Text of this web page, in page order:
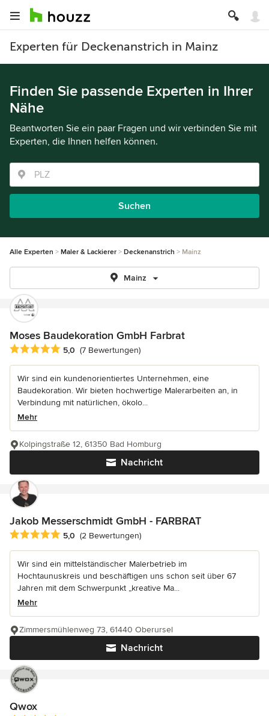
Experten für Deckenanstrich in Mainz
Finden Sie passende Experten in Ihrer
Nähe
Beantworten Sie ein paar Fragen und wir verbinden Sie mit
Experten, die Ihnen helfen können.
Suchen
Alle Experten Maler & Lackierer Deckenanstrich Mainz
Mainz
Moses Baudekoration GmbH Farbrat
Durchschnittliche Bewertung: 5 von 5 Sternen
5,0 (7 Bewertungen)
Wir sind ein kundenorientiertes Unternehmen, eine
Baudekoration. Wir bieten hochwertige Malerarbeiten an, in
Verbindung mit natürlichen, ökolo...
Mehr
Nachricht
Kolpingstraße 12, 61350 Bad Homburg
Jakob Messerschmidt GmbH - FARBRAT
Durchschnittliche Bewertung: 5 von 5 Sternen
5,0 (2 Bewertungen)
Wir sind ein mittelständischer Malerbetrieb im
Hochtaunuskreis und beschäftigen uns schon seit über 67
Jahren mit dem Schwerpunkt „kreative Ma...
Mehr
Nachricht
Zimmersmühlenweg 73, 61440 Oberursel
Qwox